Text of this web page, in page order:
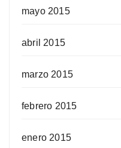
mayo 2015
abril 2015
marzo 2015
febrero 2015
enero 2015